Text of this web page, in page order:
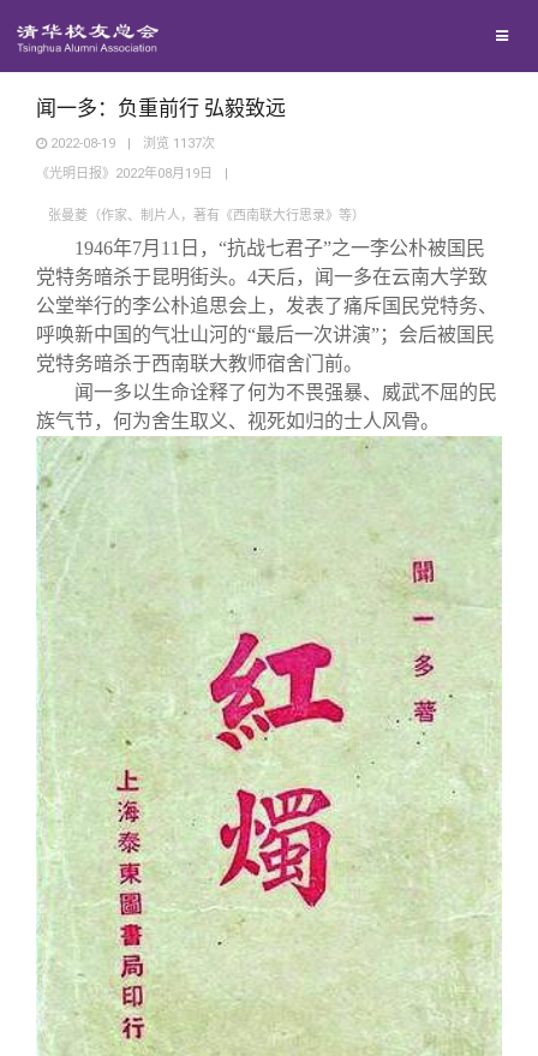
西南联大校友会
回馈母校
捐赠项目
捐赠新闻
捐赠纪事
义工计划
媒体平台
《清华校友通讯》
《水木清华》
新媒体平台
百年清华
清华人物
青春风采
校友文苑
校友讲坛
校友视界
校友服务
信息化服务
三创大赛
实用信息
校友总会
总会简介
会长致辞
总会章程
理事会名单
制度法规
联系我们
闻一多：负重前行 弘毅致远
2022-08-19 | 浏览 1137次
《光明日报》2022年08月19日
|
张曼菱（作家、制片人，著有《西南联大行思录》等）
1946年7月 11 日， “抗战七君子”之一李公朴被国民
党特务暗杀于昆明街头。 4天后，闻一多在云南大学致
公堂举行的李公朴追思会上，发表了痛斥国民党特务、
呼唤新中国的气壮山河的“最后一次讲演”；会后被国民
党特务暗杀于西南联大教师宿舍门前。
闻一多以生命诠释了何为不畏强暴、威武不屈的民
族气节，何为舍生取义、视死如归的士人风骨。